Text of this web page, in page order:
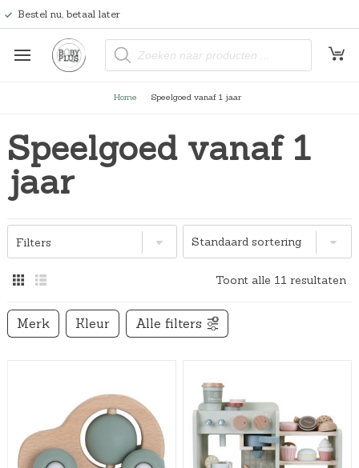
Bestel nu, betaal later
P
o
z
o
e
Home Speelgoed vanaf 1 jaar
Speelgoed vanaf 1
jaar
Filters
Toont alle 11 resultaten
Merk Kleur Alle filters